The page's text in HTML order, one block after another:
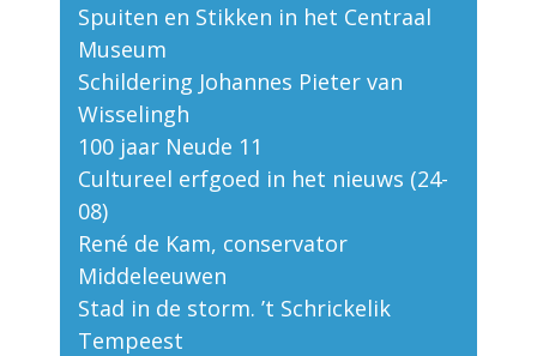
Spuiten en Stikken in het Centraal
Museum
Schildering Johannes Pieter van
Wisselingh
100 jaar Neude 11
Cultureel erfgoed in het nieuws (24-
08)
René de Kam, conservator
Middeleeuwen
Stad in de storm. ’t Schrickelik
Tempeest